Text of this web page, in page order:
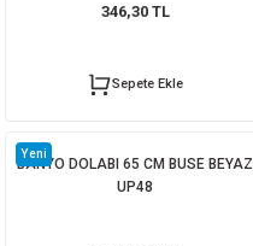
346,30 TL
Sepete Ekle
Yeni
BANYO DOLABI 65 CM BUSE BEYAZ
UP48